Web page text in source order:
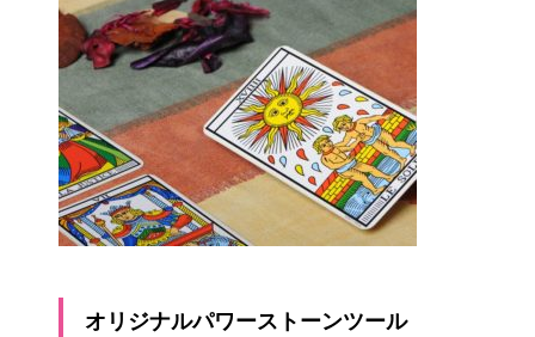
オリジナルパワーストーンツール